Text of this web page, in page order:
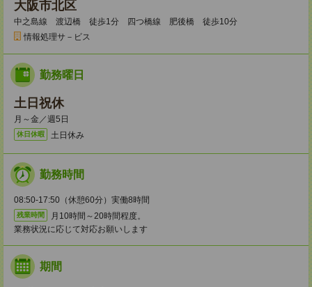
大阪市北区
中之島線 渡辺橋 徒歩1分 四つ橋線 肥後橋 徒歩10分
情報処理サ－ビス
勤務曜日
土日祝休
月～金／週5日
休日休暇 土日休み
勤務時間
08:50-17:50（休憩60分）実働8時間
残業時間
月10時間～20時間程度。
業務状況に応じて対応お願いします
期間